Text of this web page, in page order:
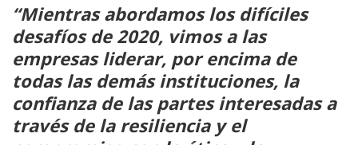
“Mientras abordamos los difíciles
desafíos de 2020, vimos a las
empresas liderar, por encima de
todas las demás instituciones, la
confianza de las partes interesadas a
través de la resiliencia y el